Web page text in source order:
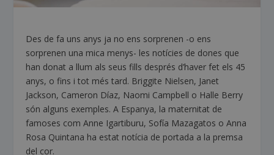
Des de fa uns anys ja no ens sorprenen -o ens
sorprenen una mica menys- les notícies de dones que
han donat a llum als seus fills després d’haver fet els 45
anys, o fins i tot més tard. Briggite Nielsen, Janet
Jackson, Cameron Díaz, Naomi Campbell o Halle Berry
són alguns exemples. A Espanya, la maternitat de
famoses com Anne Igartiburu, Sofía Mazagatos o Anna
Rosa Quintana ha estat notícia de portada a la premsa
del cor.